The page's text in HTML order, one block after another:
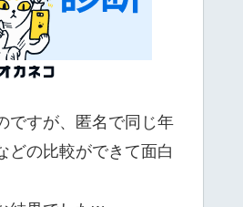
ですが、匿名で同じ年
どの比較ができて面白